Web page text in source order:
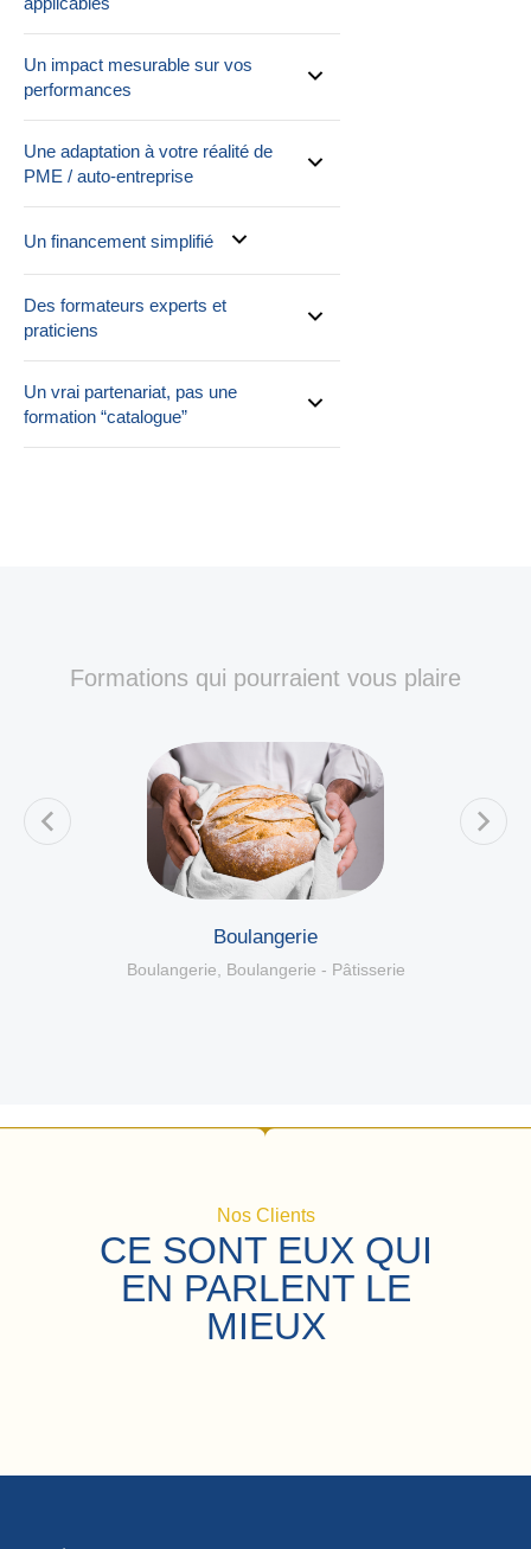
Un impact mesurable sur vos
performances
Une adaptation à votre réalité de
PME / auto-entreprise
Un financement simplifié
Des formateurs experts et
praticiens
Un vrai partenariat, pas une
formation “catalogue”
Formations qui pourraient vous plaire
Boulangerie
Boulangerie, Boulangerie - Pâtisserie
Nos Clients
CE SONT EUX QUI
EN PARLENT LE
MIEUX